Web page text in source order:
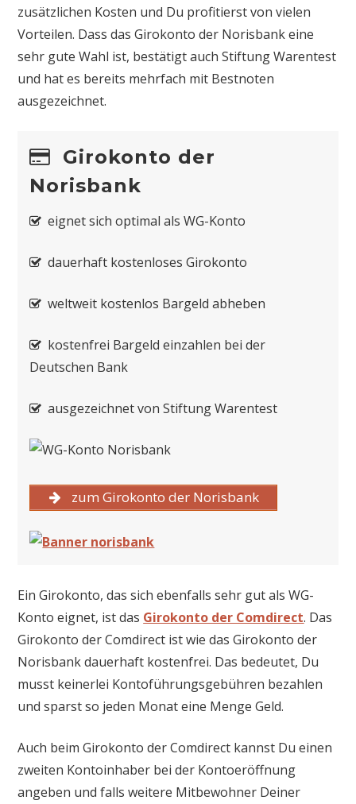
zusätzlichen Kosten und Du profitierst von vielen
Vorteilen. Dass das Girokonto der Norisbank eine
sehr gute Wahl ist, bestätigt auch Stiftung Warentest
und hat es bereits mehrfach mit Bestnoten
ausgezeichnet.
Girokonto der
Norisbank
eignet sich optimal als WG-Konto
dauerhaft kostenloses Girokonto
weltweit kostenlos Bargeld abheben
kostenfrei Bargeld einzahlen bei der
Deutschen Bank
ausgezeichnet von Stiftung Warentest
zum Girokonto der Norisbank
Ein Girokonto, das sich ebenfalls sehr gut als WG-
Konto eignet, ist das Girokonto der Comdirect. Das
Girokonto der Comdirect ist wie das Girokonto der
Norisbank dauerhaft kostenfrei. Das bedeutet, Du
musst keinerlei Kontoführungsgebühren bezahlen
und sparst so jeden Monat eine Menge Geld.
Auch beim Girokonto der Comdirect kannst Du einen
zweiten Kontoinhaber bei der Kontoeröffnung
angeben und falls weitere Mitbewohner Deiner